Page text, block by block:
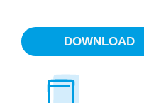
DOWNLOAD